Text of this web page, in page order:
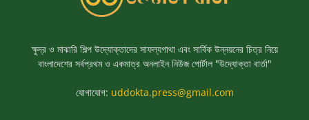
ক্ষুদ্র ও মাঝারি শিল্প উদ্যোক্তাদের সাফল্যগাথা এবং সার্বিক উন্নয়নের চিত্র নিয়ে
বাংলাদেশের সর্বপ্রথম ও একমাত্র অনলাইন নিউজ পোর্টাল "উদ্যোক্তা বার্তা"
যোগাযোগ: uddokta.press@gmail.com